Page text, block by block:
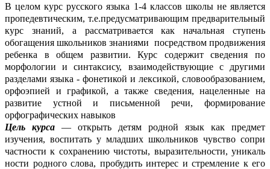
В целом курс русского языка 1-4 классов школы не является
пропедевтическим, т.е.предусматривающим предварительный
курс знаний, а рассматривается как начальная ступень
обогащения школьников знаниями посредством продвижения
ребенка в общем развитии. Курс содержит сведения по
морфологии и синтаксису, взаимодействующие с другими
разделами языка - фонетикой и лексикой, словообразованием,
орфоэпией и графикой, а также сведения, нацеленные на
развитие устной и письменной речи, формирование
орфографических навыков
Цель курса — открыть детям родной язык как предмет
изучения, воспитать у младших школьников чувство сопри
частности к сохранению чистоты, выразительности, уникаль
ности родного слова, пробудить интерес и стремление к его